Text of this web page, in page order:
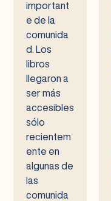
important
e de la
comunida
d. Los
libros
llegaron a
ser más
accesibles
sólo
recientem
ente en
algunas de
las
comunida